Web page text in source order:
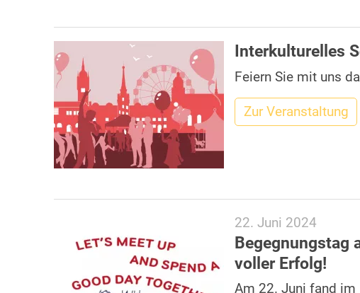
Interkulturelles
Feiern Sie mit uns
Zur Veranstaltung
22. Juni 2024
Begegnungstag
voller Erfolg!
Am 22. Juni fand im